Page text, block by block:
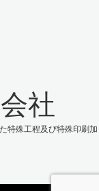
社
特殊工程及び特殊印刷加